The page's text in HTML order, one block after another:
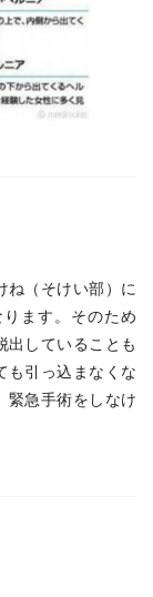
ね（そけい部）に
ます。そのため
出していることも
も引っ込まなくな
緊急手術をしなけ